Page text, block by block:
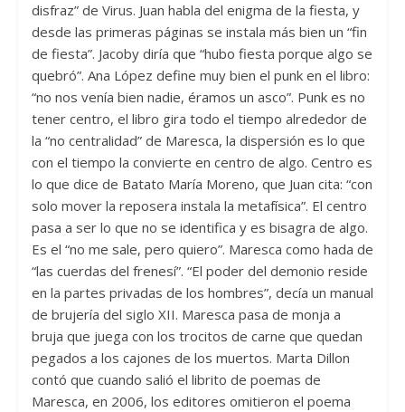
disfraz” de Virus. Juan habla del enigma de la fiesta, y
desde las primeras páginas se instala más bien un “fin
de fiesta”. Jacoby diría que “hubo fiesta porque algo se
quebró”. Ana López define muy bien el punk en el libro:
“no nos venía bien nadie, éramos un asco”. Punk es no
tener centro, el libro gira todo el tiempo alrededor de
la “no centralidad” de Maresca, la dispersión es lo que
con el tiempo la convierte en centro de algo. Centro es
lo que dice de Batato María Moreno, que Juan cita: “con
solo mover la reposera instala la metafísica”. El centro
pasa a ser lo que no se identifica y es bisagra de algo.
Es el “no me sale, pero quiero”. Maresca como hada de
“las cuerdas del frenesí”. “El poder del demonio reside
en la partes privadas de los hombres”, decía un manual
de brujería del siglo XII. Maresca pasa de monja a
bruja que juega con los trocitos de carne que quedan
pegados a los cajones de los muertos. Marta Dillon
contó que cuando salió el librito de poemas de
Maresca, en 2006, los editores omitieron el poema